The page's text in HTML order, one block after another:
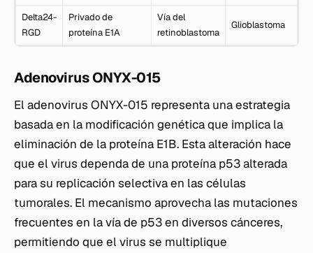
Delta24-
RGD
Privado de
proteína E1A
Vía del
retinoblastoma
Glioblastoma
Adenovirus ONYX-015
El adenovirus ONYX-015 representa una estrategia
basada en la modificación genética que implica la
eliminación de la proteína E1B. Esta alteración hace
que el virus dependa de una proteína p53 alterada
para su replicación selectiva en las células
tumorales. El mecanismo aprovecha las mutaciones
frecuentes en la vía de p53 en diversos cánceres,
permitiendo que el virus se multiplique